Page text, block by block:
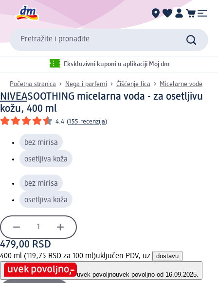
Pretražite i pronađite
Ekskluzivni kuponi u aplikaciji Moj dm
Početna stranica Nega i parfemi Čišćenje lica Micelarne vode
NIVEASOOTHING micelarna voda - za osetljivu
kožu, 400 ml
4.4 (155 recenzija)
bez mirisa
osetljiva koža
bez mirisa
osetljiva koža
479,00 RSD
400 ml (119,75 RSD za 100 ml)uključen PDV, uz dostavu
uvek povoljnouvek povoljno od 16.09.2025.